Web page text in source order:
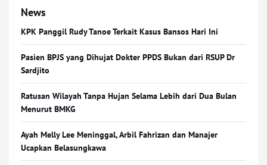
News
KPK Panggil Rudy Tanoe Terkait Kasus Bansos Hari Ini
Pasien BPJS yang Dihujat Dokter PPDS Bukan dari RSUP Dr
Sardjito
Ratusan Wilayah Tanpa Hujan Selama Lebih dari Dua Bulan
Menurut BMKG
Ayah Melly Lee Meninggal, Arbil Fahrizan dan Manajer
Ucapkan Belasungkawa